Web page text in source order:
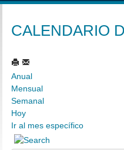
CALENDARIO
Anual
Mensual
Semanal
Hoy
Ir al mes específico